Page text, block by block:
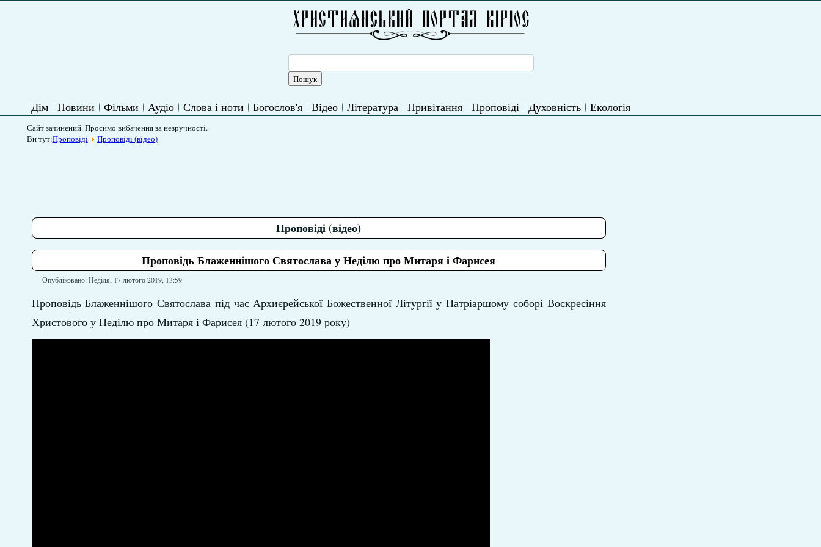
Дім Новини Фільми Аудіо Слова і ноти Богослов'я Відео Література Привітання Проповіді Духовність Екологія
Сайт зачинений. Просимо вибачення за незручності.
Ви тут:Проповіді Проповіді (відео)
Проповіді (відео)
Проповідь Блаженнішого Святослава у Неділю про Митаря і Фарисея
Опубліковано: Неділя, 17 лютого 2019, 13:59
Проповідь Блаженнішого Святослава під час Архиєрейської Божественної Літургії у Патріаршому соборі Воскресіння
Христового у Неділю про Митаря і Фарисея (17 лютого 2019 року)